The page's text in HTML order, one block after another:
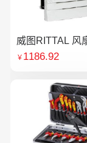
威图RITTAL 风
￥ 1186.92